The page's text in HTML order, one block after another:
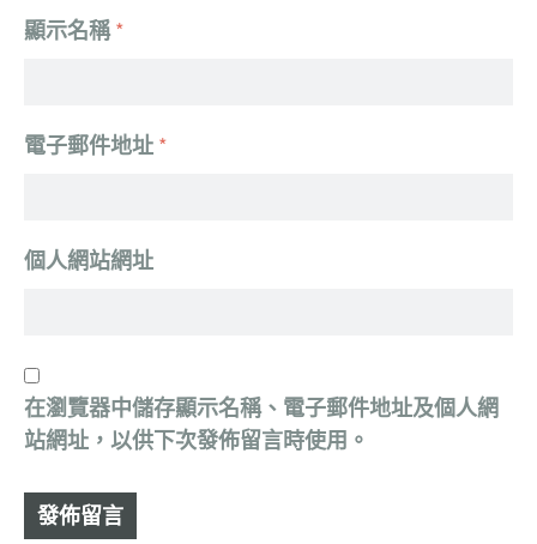
顯示名稱*
電子郵件地址 *
個人網站網址
在瀏覽器中儲存顯示名稱、電子郵件地址及個人網
站網址，以供下次發佈留言時使用。